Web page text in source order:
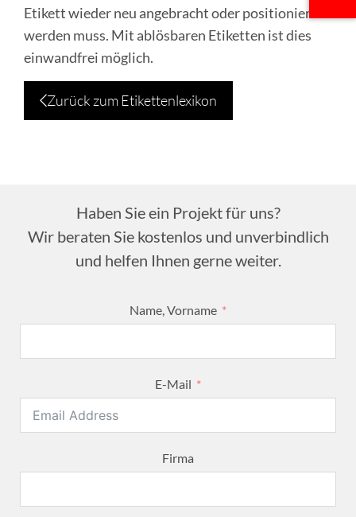
Etikett wieder neu angebracht oder positioniert
werden muss. Mit ablösbaren Etiketten ist dies
einwandfrei möglich.
Zurück zum Etikettenlexikon
Haben Sie ein Projekt für uns?
Wir beraten Sie kostenlos und unverbindlich
und helfen Ihnen gerne weiter.
Name, Vorname
E-Mail
Firma